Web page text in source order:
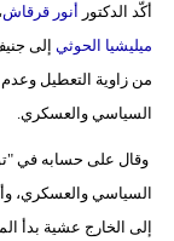
أكّد الدكتور أنور قرقاش
ميليشيا الحوثي إلى
من زاوية التعطيل
السياسي والعسكري.
وقال على حسابه في
السياسي والعسكري،
إلى الخارج عشية بدأ